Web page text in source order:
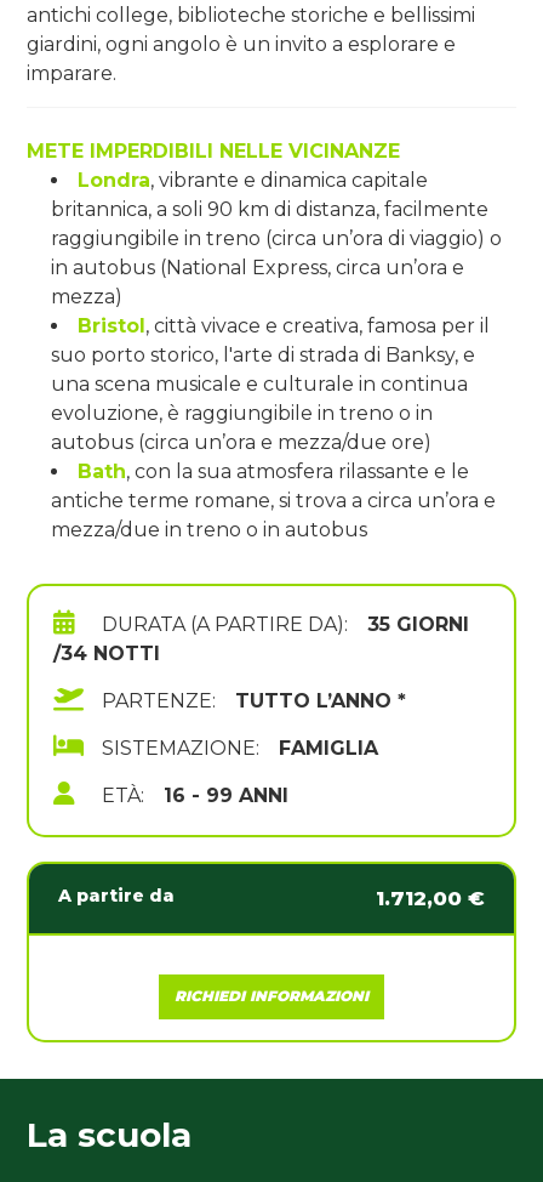
antichi college, biblioteche storiche e bellissimi
giardini, ogni angolo è un invito a esplorare e
imparare.
METE IMPERDIBILI NELLE VICINANZE
Londra, vibrante e dinamica capitale
britannica, a soli 90 km di distanza, facilmente
raggiungibile in treno (circa un’ora di viaggio) o
in autobus (National Express, circa un’ora e
mezza)
Bristol , città vivace e creativa, famosa per il
suo porto storico, l'arte di strada di Banksy, e
una scena musicale e culturale in continua
evoluzione, è raggiungibile in treno o in
autobus (circa un’ora e mezza/due ore)
Bath, con la sua atmosfera rilassante e le
antiche terme romane, si trova a circa un’ora e
mezza/due in treno o in autobus
DURATA (A PARTIRE DA):
35 GIORNI
/34 NOTTI
PARTENZE: TUTTO L’ANNO *
SISTEMAZIONE: FAMIGLIA
ETÀ: 16 - 99 ANNI
A partire da 1.712,00 €
RICHIEDI INFORMAZIONI
La scuola